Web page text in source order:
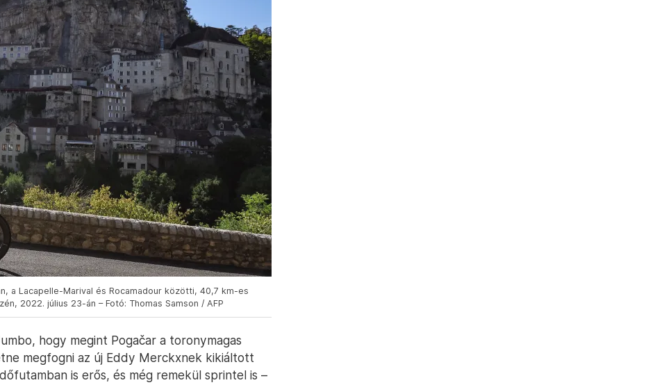
a Lacapelle-Marival és Rocamadour közötti, 40,7 km-es
2022. július 23-án – Fotó: Thomas Samson / AFP
hogy megint Pogačar a toronymagas
megfogni az új Eddy Merckxnek kikiáltott
is erős, és még remekül sprintel is –